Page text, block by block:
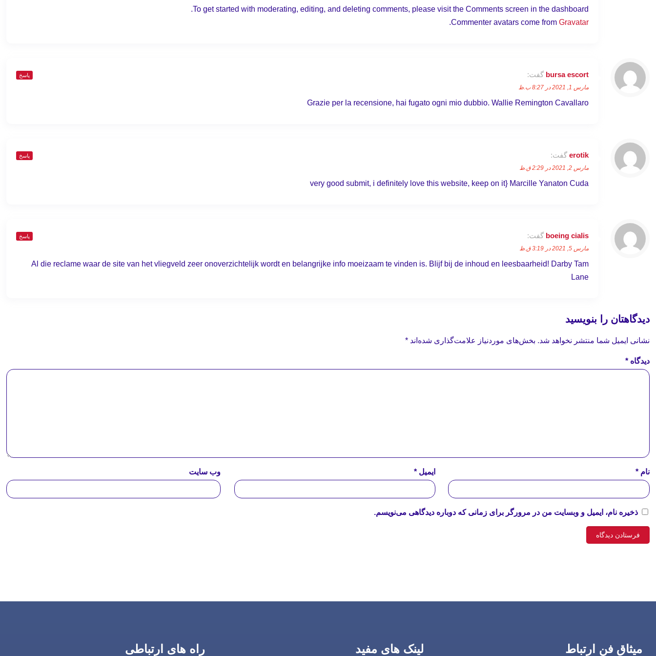
To get started with moderating, editing, and deleting comments, please visit the Comments screen in the dashboard.
Commenter avatars come from Gravatar
.
bursa escort گفت:
مارس 1, 2021 در 8:27 ب.ظ
Grazie per la recensione, hai fugato ogni mio dubbio. Wallie Remington Cavallaro
پاسخ
erotik گفت:
مارس 2, 2021 در 2:29 ق.ظ
very good submit, i definitely love this website, keep on it} Marcille Yanaton Cuda
پاسخ
boeing cialis گفت:
مارس 5, 2021 در 3:19 ق.ظ
Al die reclame waar de site van het vliegveld zeer onoverzichtelijk wordt en belangrijke info moeizaam te vinden is. Blijf bij de inhoud en leesbaarheid! Darby Tam
Lane
پاسخ
دیدگاهتان را بنویسید
نشانی ایمیل شما منتشر نخواهد شد. بخش‌های موردنیاز علامت‌گذاری شده‌اند*
دیدگاه*
نام* ایمیل* وب‌ سایت
ذخیره نام، ایمیل و وبسایت من در مرورگر برای زمانی که دوباره دیدگاهی می‌نویسم.
میثاق فن ارتباط لینک های مفید راه های ارتباطی